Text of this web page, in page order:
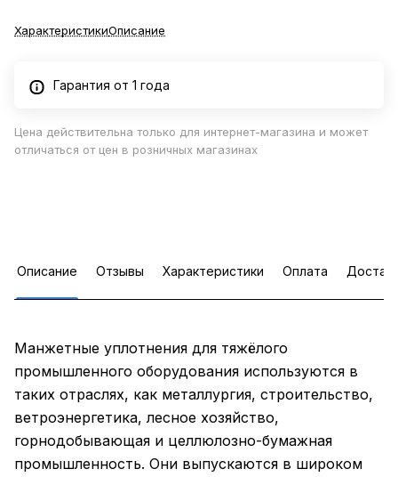
ХарактеристикиОписание
Гарантия от 1 года
Цена действительна только для интернет-магазина и может
отличаться от цен в розничных магазинах
Описание Отзывы Характеристики Оплата
Манжетные уплотнения для тяжёлого
промышленного оборудования используются в
таких отраслях, как металлургия, строительство,
ветроэнергетика, лесное хозяйство,
горнодобывающая и целлюлозно-бумажная
промышленность. Они выпускаются в широком